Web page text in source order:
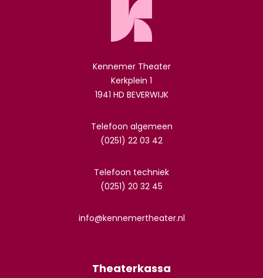
Kennemer Theater
Kerkplein 1
1941 HD BEVERWIJK
Telefoon algemeen
(0251) 22 03 42
Telefoon techniek
(0251) 20 32 45
info@kennemertheater.nl
Theaterkassa